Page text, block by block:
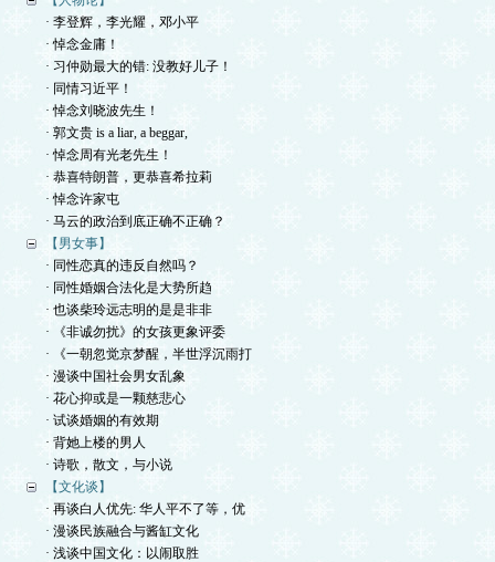
· 李登辉，李光耀，邓小平
· 悼念金庸！
· 习仲勋最大的错: 没教好儿子！
· 同情习近平！
· 悼念刘晓波先生！
· 郭文贵 is a liar, a beggar,
· 悼念周有光老先生！
· 恭喜特朗普，更恭喜希拉莉
· 悼念许家屯
· 马云的政治到底正确不正确？
【男女事】
· 同性恋真的违反自然吗？
· 同性婚姻合法化是大势所趋
· 也谈柴玲远志明的是是非非
· 《非诚勿扰》的女孩更象评委
· 《一朝忽觉京梦醒，半世浮沉雨打
· 漫谈中国社会男女乱象
· 花心抑或是一颗慈悲心
· 试谈婚姻的有效期
· 背她上楼的男人
· 诗歌，散文，与小说
【文化谈】
· 再谈白人优先: 华人平不了等，优
· 漫谈民族融合与酱缸文化
· 浅谈中国文化：以闹取胜